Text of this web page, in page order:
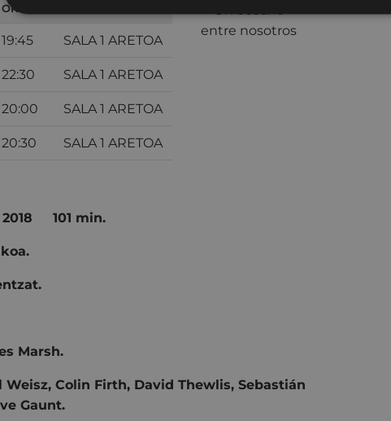
ORDUA
19:45 SALA 1 ARETOA
22:30 SALA 1 ARETOA
20:00 SALA 1 ARETOA
20:30 SALA 1 ARETOA
101 min.
Marsh.
Weisz, Colin Firth, David Thewlis, Sebastián
Gaunt.